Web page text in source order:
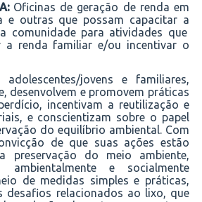
Oficinas de geração de renda em
e outras que possam capacitar a
comunidadepara atividades que
a renda familiar e/ou incentivar o
adolescentes/jovens e familiares,
desenvolvem e promovem práticas
incentivam a reutilização e
e conscientizam sobre o papel
do equilíbrio ambiental. Com
de que suas ações estão
preservação do meio ambiente,
ambientalmente e socialmente
de medidas simples e práticas,
desafios relacionados ao lixo, que